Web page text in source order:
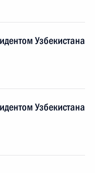
Узбекистана
Узбекистана